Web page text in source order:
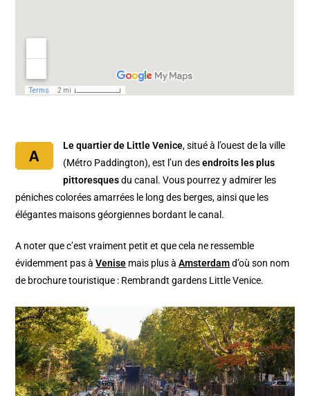
Le quartier de Little Venice, situé à l’ouest de la ville
(Métro Paddington), est l’un desendroits les plus
pittoresquesdu canal. Vous pourrez y admirer les
péniches colorées amarrées le long des berges, ainsi que les
élégantes maisons géorgiennes bordant le canal.
A noter que c’est vraiment petit et que cela ne ressemble
évidemment pas àVenise mais plus àAmsterdamd’où son nom
de brochure touristique : Rembrandt gardens Little Venice.